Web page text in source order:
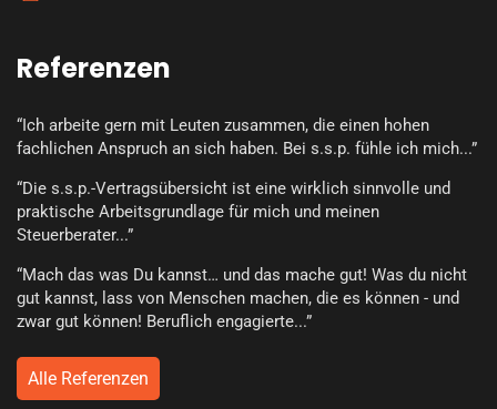
Referenzen
“Ich arbeite gern mit Leuten zusammen, die einen hohen
fachlichen Anspruch an sich haben. Bei s.s.p. fühle ich mich...”
“Die s.s.p.-Vertragsübersicht ist eine wirklich sinnvolle und
praktische Arbeitsgrundlage für mich und meinen
Steuerberater...”
“Mach das was Du kannst… und das mache gut! Was du nicht
gut kannst, lass von Menschen machen, die es können - und
zwar gut können! Beruflich engagierte...”
Alle Referenzen